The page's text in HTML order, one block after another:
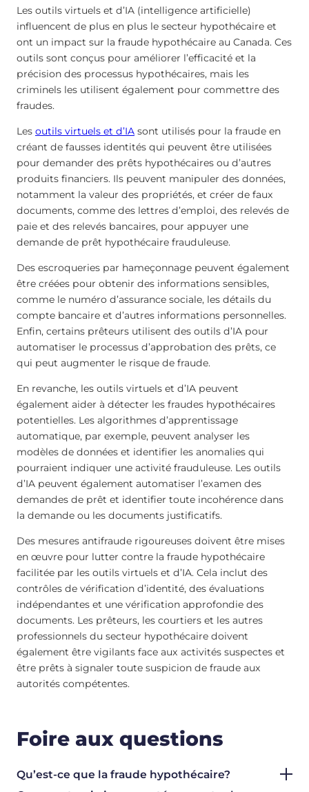
Les outils virtuels et d’IA (intelligence artificielle)
influencent de plus en plus le secteur hypothécaire et
ont un impact sur la fraude hypothécaire au Canada. Ces
outils sont conçus pour améliorer l’efficacité et la
précision des processus hypothécaires, mais les
criminels les utilisent également pour commettre des
fraudes.
Les outils virtuels et d’IA sont utilisés pour la fraude en
créant de fausses identités qui peuvent être utilisées
pour demander des prêts hypothécaires ou d’autres
produits financiers. Ils peuvent manipuler des données,
notamment la valeur des propriétés, et créer de faux
documents, comme des lettres d’emploi, des relevés de
paie et des relevés bancaires, pour appuyer une
demande de prêt hypothécaire frauduleuse.
Des escroqueries par hameçonnage peuvent également
être créées pour obtenir des informations sensibles,
comme le numéro d’assurance sociale, les détails du
compte bancaire et d’autres informations personnelles.
Enfin, certains prêteurs utilisent des outils d’IA pour
automatiser le processus d’approbation des prêts, ce
qui peut augmenter le risque de fraude.
En revanche, les outils virtuels et d’IA peuvent
également aider à détecter les fraudes hypothécaires
potentielles. Les algorithmes d’apprentissage
automatique, par exemple, peuvent analyser les
modèles de données et identifier les anomalies qui
pourraient indiquer une activité frauduleuse. Les outils
d’IA peuvent également automatiser l’examen des
demandes de prêt et identifier toute incohérence dans
la demande ou les documents justificatifs.
Des mesures antifraude rigoureuses doivent être mises
en œuvre pour lutter contre la fraude hypothécaire
facilitée par les outils virtuels et d’IA. Cela inclut des
contrôles de vérification d’identité, des évaluations
indépendantes et une vérification approfondie des
documents. Les prêteurs, les courtiers et les autres
professionnels du secteur hypothécaire doivent
également être vigilants face aux activités suspectes et
être prêts à signaler toute suspicion de fraude aux
autorités compétentes.
Foire aux questions
Qu’est-ce que la fraude hypothécaire?